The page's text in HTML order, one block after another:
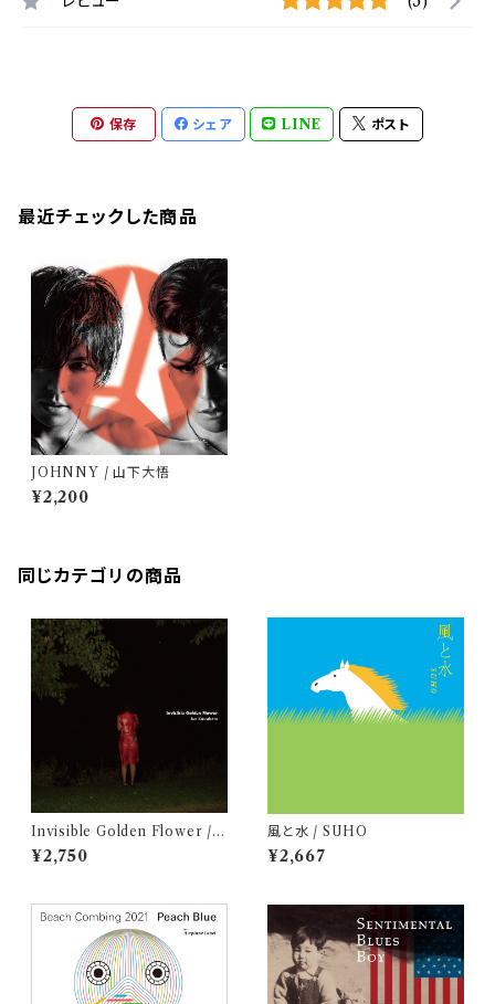
保存 シェア LINE ポスト
最近チェックした商品
JOHNNY / 山下大悟
¥2,200
同じカテゴリの商品
Invisible Golden Flower / J
un Kawabata
¥2,750
風と水 / SUHO
¥2,667